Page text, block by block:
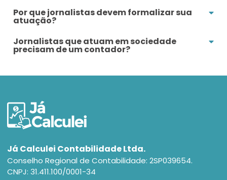
Por que jornalistas devem formalizar sua
atuação?
Jornalistas que atuam em sociedade
precisam de um contador?
Já Calculei Contabilidade Ltda.
Conselho Regional de Contabilidade: 2SP039654.
CNPJ: 31.411.100/0001-34